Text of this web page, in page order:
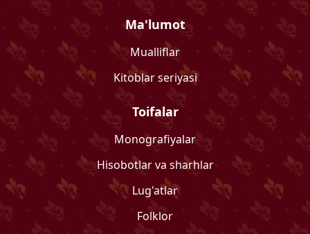
Ma'lumot
Mualliflar
Kitoblar seriyasi
Toifalar
Monografiyalar
Hisobotlar va sharhlar
Lug'atlar
Folklor